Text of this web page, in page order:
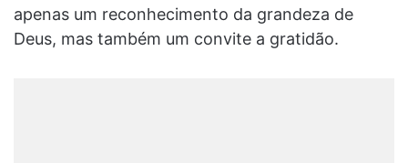
apenas um reconhecimento da grandeza de
Deus, mas também um convite a gratidão.